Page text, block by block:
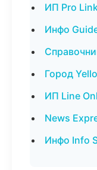
ИП Pro
Инфо
Город
ИП Line
News
Инфо Info